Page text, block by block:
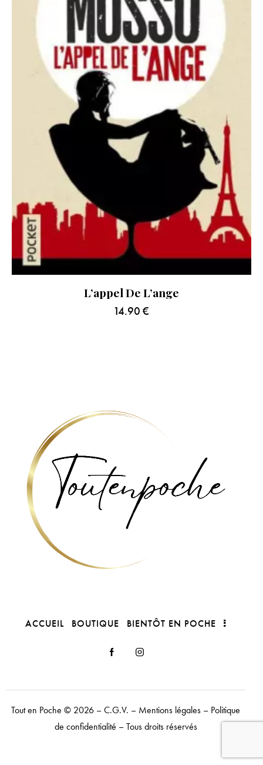
L’appel De L’ange
14.90 €
ACCUEIL BOUTIQUE BIENTÔT EN POCHE
Tout en Poche © 2026 –C.G.V. – Mentions légales – Politique
de confidentialité – Tous droits réservés